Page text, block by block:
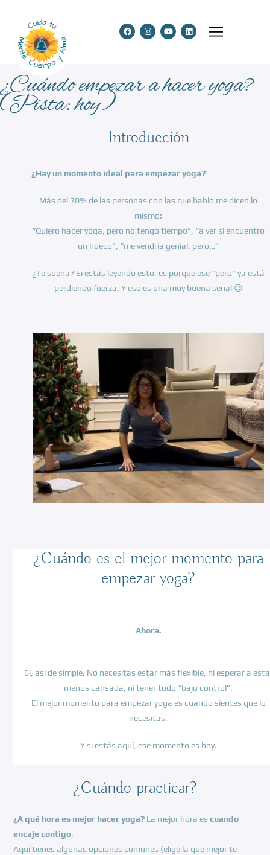
¿Cuándo empezar a hacer yoga?
(Pista: hoy)
Introducción
¿Hay un momento ideal para empezar yoga?
Más del 70% de las personas con las que hablo me dicen lo
mismo:
“Quiero hacer yoga, pero no tengo tiempo”, “a ver si encuentro
un hueco”, “me vendría genial, pero…”
¿Te suena? Si estás leyendo esto, es porque ese “pero” ya está
perdiendo fuerza. Y eso es una muy buena señal 😉
¿Cuándo es el mejor momento para
empezar yoga?
Ahora.
Sí, así de simple. No necesitas estar más flexible, ni esperar a
menos cansada, ni tener todo “bajo control”.
El mejor momento para empezar yoga es cuando sientes que lo
necesitas.
Y si estás aquí, ese momento es hoy.
¿Cuándo practicar?
¿A qué hora es mejor hacer yoga? La mejor hora es cuando
encaje contigo.
Aquí tienes algunas opciones comunes (elige la que mejor te